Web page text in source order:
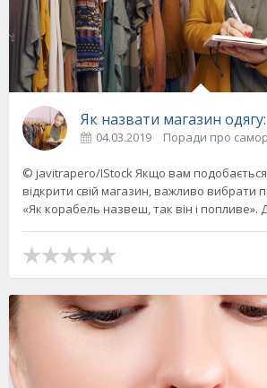
Як назвати магазин
04.03.2019 Поради про
© javitrapero/IStock Якщо вам подобається
відкрити свій магазин, важливо вибрати
«Як корабель назвеш, так він і попливе».